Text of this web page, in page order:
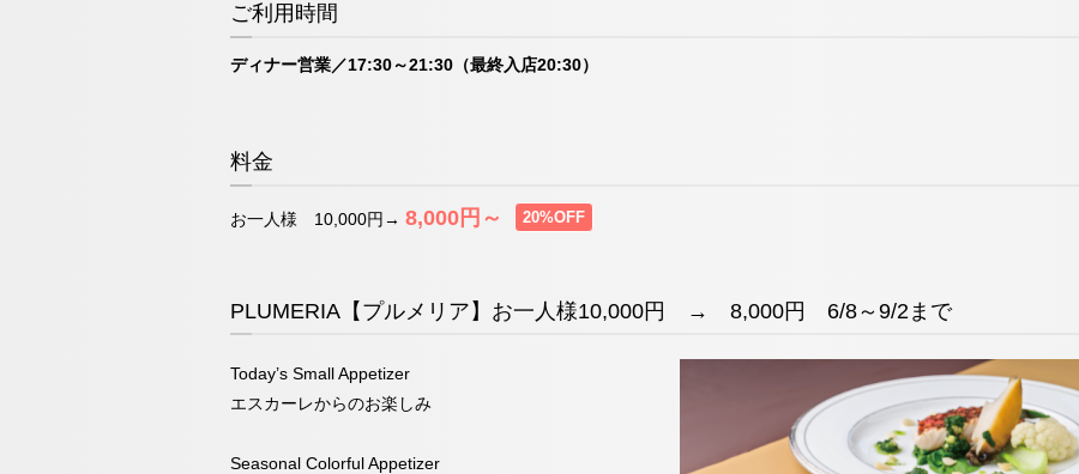
ご利用時間
ディナー営業／17:30～21:30（最終入店20:30）
料金
お一人様 10,000円→ 8,000円～ 20%OFF
PLUMERIA【プルメリア】お一人様10,000円 → 8,000円 6/8～9/2まで
Today’s Small Appetizer
エスカーレからのお楽しみ
Seasonal Colorful Appetizer